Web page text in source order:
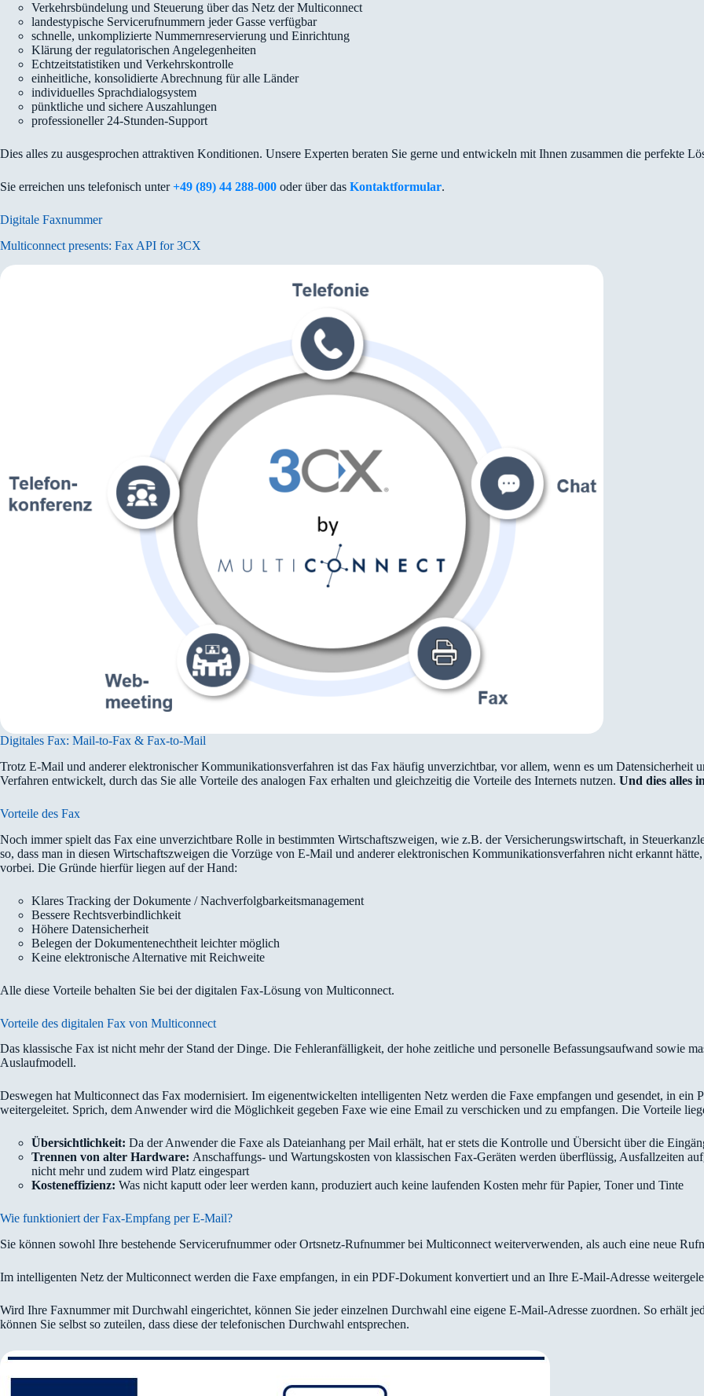
Verkehrsbündelung und Steuerung über das Netz der Multiconnect
landestypische Servicerufnummern jeder Gasse verfügbar
schnelle, unkomplizierte Nummernreservierung und Einrichtung
Klärung der regulatorischen Angelegenheiten
Echtzeitstatistiken und Verkehrskontrolle
einheitliche, konsolidierte Abrechnung für alle Länder
individuelles Sprachdialogsystem
pünktliche und sichere Auszahlungen
professioneller 24-Stunden-Support
Dies alles zu ausgesprochen attraktiven Konditionen. Unsere Experten beraten Sie gerne und entwickeln mit Ihnen zusammen die perfekte
Sie erreichen uns telefonisch unter +49 (89) 44 288-000 oder über das Kontaktformular.
Digitale Faxnummer
Multiconnect presents: Fax API for 3CX
Digitales Fax: Mail-to-Fax & Fax-to-Mail
Trotz E-Mail und anderer elektronischer Kommunikationsverfahren ist das Fax häufig unverzichtbar, vor allem, wenn es um Datensicherheit
Verfahren entwickelt, durch das Sie alle Vorteile des analogen Fax erhalten und gleichzeitig die Vorteile des Internets nutzen. Und dies alles
Vorteile des Fax
Noch immer spielt das Fax eine unverzichtbare Rolle in bestimmten Wirtschaftszweigen, wie z.B. der Versicherungswirtschaft, in
so, dass man in diesen Wirtschaftszweigen die Vorzüge von E-Mail und anderer elektronischen Kommunikationsverfahren nicht erkannt
vorbei. Die Gründe hierfür liegen auf der Hand:
Klares Tracking der Dokumente / Nachverfolgbarkeitsmanagement
Bessere Rechtsverbindlichkeit
Höhere Datensicherheit
Belegen der Dokumentenechtheit leichter möglich
Keine elektronische Alternative mit Reichweite
Alle diese Vorteile behalten Sie bei der digitalen Fax-Lösung von Multiconnect.
Vorteile des digitalen Fax von Multiconnect
Das klassische Fax ist nicht mehr der Stand der Dinge. Die Fehleranfälligkeit, der hohe zeitliche und personelle Befassungsaufwand sowie
Auslaufmodell.
Deswegen hat Multiconnect das Fax modernisiert. Im eigenentwickelten intelligenten Netz werden die Faxe empfangen und gesendet, in
weitergeleitet. Sprich, dem Anwender wird die Möglichkeit gegeben Faxe wie eine Email zu verschicken und zu empfangen. Die Vorteile
Übersichtlichkeit: Da der Anwender die Faxe als Dateianhang per Mail erhält, hat er stets die Kontrolle und Übersicht über die
Trennen von alter Hardware: Anschaffungs- und Wartungskosten von klassischen Fax-Geräten werden überflüssig, Ausfallzeiten
nicht mehr und zudem wird Platz eingespart
Kosteneffizienz: Was nicht kaputt oder leer werden kann, produziert auch keine laufenden Kosten mehr für Papier, Toner und Tinte
Wie funktioniert der Fax-Empfang per E-Mail?
Sie können sowohl Ihre bestehende Servicerufnummer oder Ortsnetz-Rufnummer bei Multiconnect weiterverwenden, als auch eine neue
Im intelligenten Netz der Multiconnect werden die Faxe empfangen, in ein PDF-Dokument konvertiert und an Ihre E-Mail-Adresse
Wird Ihre Faxnummer mit Durchwahl eingerichtet, können Sie jeder einzelnen Durchwahl eine eigene E-Mail-Adresse zuordnen. So erhält
können Sie selbst so zuteilen, dass diese der telefonischen Durchwahl entsprechen.